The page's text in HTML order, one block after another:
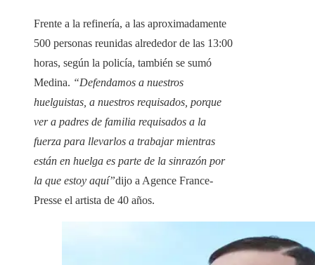
Frente a la refinería, a las aproximadamente
500 personas reunidas alrededor de las 13:00
horas, según la policía, también se sumó
Medina. “Defendamos a nuestros
huelguistas, a nuestros requisados, porque
ver a padres de familia requisados ​​a la
fuerza para llevarlos a trabajar mientras
están en huelga es parte de la sinrazón por
la que estoy aquí”dijo a Agence France-
Presse el artista de 40 años.